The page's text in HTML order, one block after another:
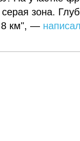
зона.
8 км", — написал